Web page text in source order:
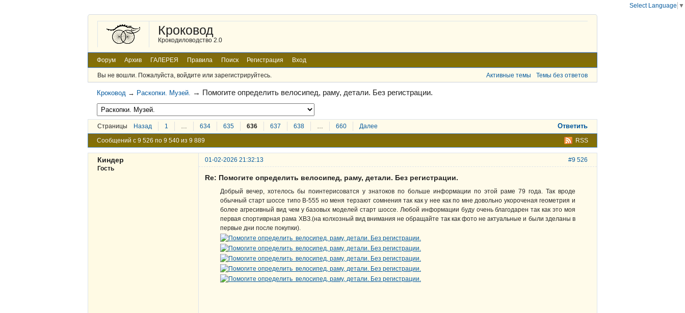
Кроковод
Крокодиловодство 2.0
Форум Архив ГАЛЕРЕЯ Правила Поиск Регистрация Вход
Вы не вошли. Пожалуйста, войдите или зарегистрируйтесь. Активные темы Темы без ответов
Кроковод → Раскопки. Музей. → Помогите определить велосипед, раму, детали. Без регистрации.
Страницы Назад 1 … 634 635 636 637 638 … 660 Далее Ответить
RSS
Сообщений с 9 526 по 9 540 из 9 889
#9 526
Киндер
01-02-2026 21:32:13
Гость
Re: Помогите определить велосипед, раму, детали. Без регистрации.
Добрый вечер, хотелось бы поинтерисоватся у знатоков по больше информации по этой раме 79 года. Так вроде
обычный старт шоссе типо В-555 но меня терзают сомнения так как у нее как по мне довольно укороченая геометрия и
более агресивный вид чем у базовых моделей старт шоссе. Любой информации буду очень благодарен так как это моя
первая спортиврная рама ХВЗ.(на колхозный вид внимания не обращайте так как фото не актуальные и были зделаны в
первые дни после покупки).
Select Language ▼